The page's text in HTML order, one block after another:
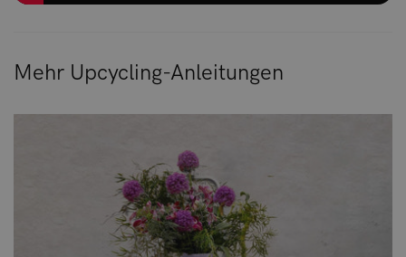
Mehr Upcycling-Anleitungen